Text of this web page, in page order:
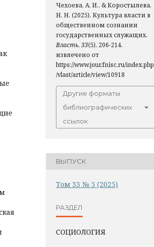
Чехоева, А. И., & Коростылева,
Н. Н. (2025). Культура власти в
общественном сознании
государственных служащих.
Власть, 33(5), 206-214.
извлечено от
https://www.jour.fnisc.ru/index.php
/vlast/article/view/10918
Другие форматы
библиографических
ссылок
ВЫПУСК
Том 33 № 5 (2025)
РАЗДЕЛ
СОЦИОЛОГИЯ